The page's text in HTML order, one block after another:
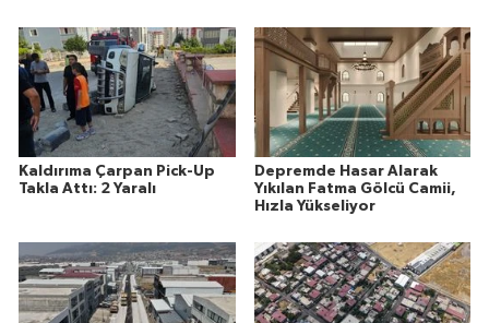
Kaldırıma Çarpan Pick-Up
Takla Attı: 2 Yaralı
Depremde Hasar Alarak
Yıkılan Fatma Gölcü Camii,
Hızla Yükseliyor